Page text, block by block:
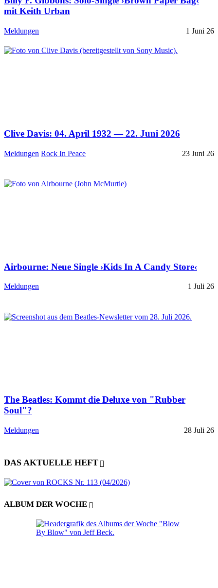
mit Keith Urban
Meldungen 1 Juni 26
Clive Davis: 04. April 1932 — 22. Juni 2026
Meldungen Rock In Peace 23 Juni 26
Airbourne: Neue Single ›Kids In A Candy Store‹
Meldungen 1 Juli 26
The Beatles: Kommt die Deluxe von "Rubber
Soul"?
Meldungen 28 Juli 26
DAS AKTUELLE HEFT
ALBUM DER WOCHE